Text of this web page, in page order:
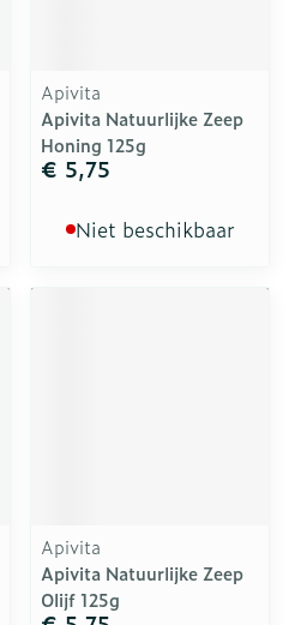
Apivita
Apivita Natuurlijke Zeep
Honing 125g
€ 5,75
Niet beschikbaar
Apivita
Apivita Natuurlijke Zeep
Olijf 125g